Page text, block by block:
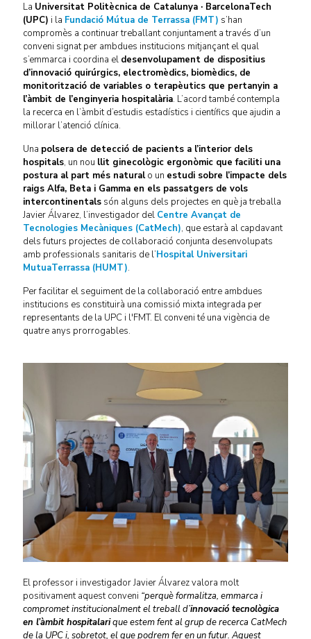
La Universitat Politècnica de Catalunya · BarcelonaTech
(UPC) i la Fundació Mútua de Terrassa (FMT) s’han
compromès a continuar treballant conjuntament a través d’un
conveni signat per ambdues institucions mitjançant el qual
s’emmarca i coordina el desenvolupament de dispositius
d’innovació quirúrgics, electromèdics, biomèdics, de
monitorització de variables o terapèutics que pertanyin a
l’àmbit de l’enginyeria hospitalària. L’acord també contempla
la recerca en l’àmbit d’estudis estadístics i científics que ajudin a
millorar l’atenció clínica.
Una polsera de detecció de pacients a l’interior dels
hospitals, un nou llit ginecològic ergonòmic que faciliti una
postura al part més naturalo un estudi sobre l’impacte dels
raigs Alfa, Beta i Gamma en els passatgers de vols
intercontinentals són alguns dels projectes en què ja treballa
Javier Álvarez, l’investigador del Centre Avançat de
Tecnologies Mecàniques (CatMech), que estarà al capdavant
dels futurs projectes de col·laboració conjunta desenvolupats
amb professionals sanitaris de l’Hospital Universitari
MutuaTerrassa (HUMT).
Per facilitar el seguiment de la col·laboració entre ambdues
institucions es constituirà una comissió mixta integrada per
representants de la UPC i l'FMT. El conveni té una vigència de
quatre anys prorrogables.
El professor i investigador Javier Álvarez valora molt
positivament aquest conveni “perquè formalitza, emmarca i
compromet institucionalment el treball d’innovació tecnològica
en l’àmbit hospitalarique estem fent al grup de recerca CatMech
de la UPC i, sobretot, el que podrem fer en un futur. Aquest